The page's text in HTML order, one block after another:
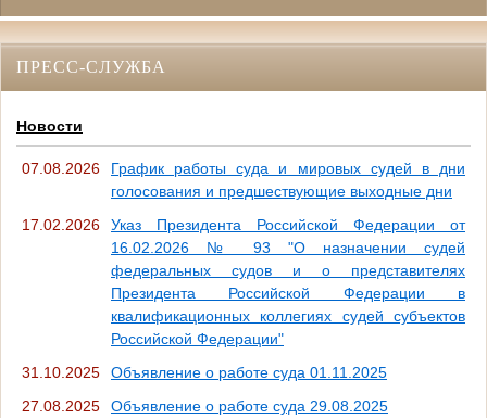
ПРЕСС-СЛУЖБА
Новости
07.08.2026
График работы суда и мировых судей в дни
голосования и предшествующие выходные дни
17.02.2026
Указ Президента Российской Федерации от
16.02.2026 № 93 "О назначении судей
федеральных судов и о представителях
Президента Российской Федерации в
квалификационных коллегиях судей субъектов
Российской Федерации"
31.10.2025
Объявление о работе суда 01.11.2025
27.08.2025
Объявление о работе суда 29.08.2025